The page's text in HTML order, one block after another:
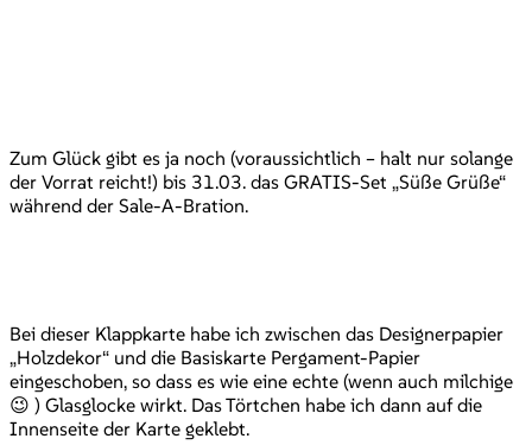
Zum Glück gibt es ja noch (voraussichtlich – halt nur solange
der Vorrat reicht!) bis 31.03. das GRATIS-Set „Süße Grüße“
während der Sale-A-Bration.
Bei dieser Klappkarte habe ich zwischen das Designerpapier
„Holzdekor“ und die Basiskarte Pergament-Papier
eingeschoben, so dass es wie eine echte (wenn auch milchige
😉 ) Glasglocke wirkt. Das Törtchen habe ich dann auf die
Innenseite der Karte geklebt.